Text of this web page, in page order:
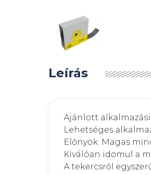
Leírás
Ajánlott
Lehetséges
Előnyök: Magas
Kiválóan idomul a
A tekercsről